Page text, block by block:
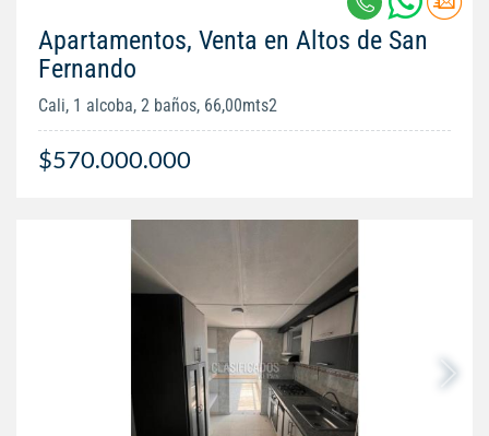
Apartamentos, Venta en Altos de San
Fernando
Cali, 1 alcoba, 2 baños, 66,00mts2
$570.000.000